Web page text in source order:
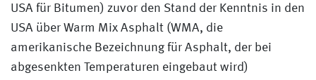
USA für Bitumen) zuvor den Stand der Kenntnis in den
USA über Warm Mix Asphalt (WMA, die
amerikanische Bezeichnung für Asphalt, der bei
abgesenkten Temperaturen eingebaut wird)